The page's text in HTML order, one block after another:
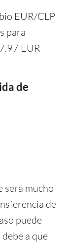
EUR/CLP
para
EUR
de
será mucho
de
puede
a que